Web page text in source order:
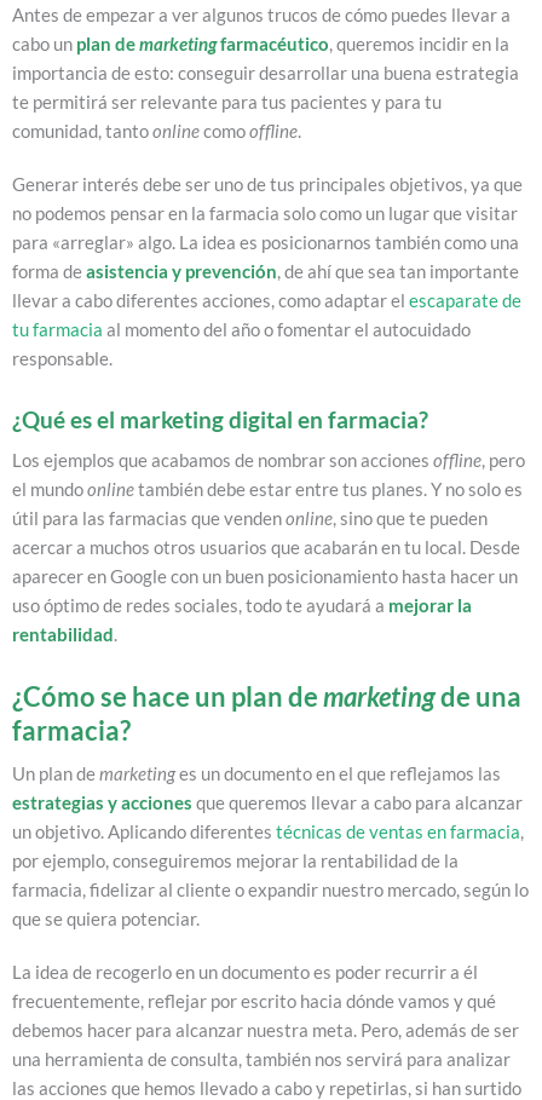
Antes de empezar a ver algunos trucos de cómo puedes llevar a
cabo un plan demarketingfarmacéutico, queremos incidir en la
importancia de esto: conseguir desarrollar una buena estrategia
te permitirá ser relevante para tus pacientes y para tu
comunidad, tantoonlinecomooffline.
Generar interés debe ser uno de tus principales objetivos, ya que
no podemos pensar en la farmacia solo como un lugar que visitar
para «arreglar» algo. La idea es posicionarnos también como una
forma deasistencia y prevención, de ahí que sea tan importante
llevar a cabo diferentes acciones, como adaptar el escaparate de
tu farmacia al momento del año o fomentar el autocuidado
responsable.
¿Qué es el marketing digital en farmacia?
Los ejemplos que acabamos de nombrar son acciones offline, pero
el mundoonlinetambién debe estar entre tus planes. Y no solo es
útil para las farmacias que vendenonline, sino que te pueden
acercar a muchos otros usuarios que acabarán en tu local. Desde
aparecer en Google con un buen posicionamiento hasta hacer un
uso óptimo de redes sociales, todo te ayudará a mejorar la
rentabilidad.
¿Cómo se hace un plan demarketingde una
farmacia?
Un plan demarketinges un documento en el que reflejamos las
estrategias y acciones que queremos llevar a cabo para alcanzar
un objetivo. Aplicando diferentes técnicas de ventas en farmacia,
por ejemplo, conseguiremos mejorar la rentabilidad de la
farmacia, fidelizar al cliente o expandir nuestro mercado, según lo
que se quiera potenciar.
La idea de recogerlo en un documento es poder recurrir a él
frecuentemente, reflejar por escrito hacia dónde vamos y qué
debemos hacer para alcanzar nuestra meta. Pero, además de ser
una herramienta de consulta, también nos servirá para analizar
las acciones que hemos llevado a cabo y repetirlas, si han surtido